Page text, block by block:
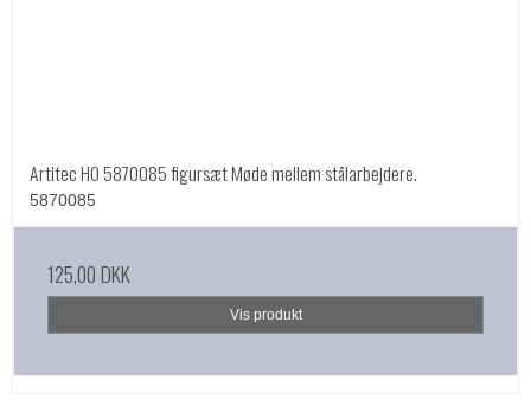
Artitec HO 5870085 figursæt Møde mellem stålarbejdere.
5870085
125,00 DKK
Vis produkt